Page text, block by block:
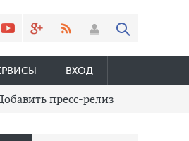
ВХОД
пресс-релиз